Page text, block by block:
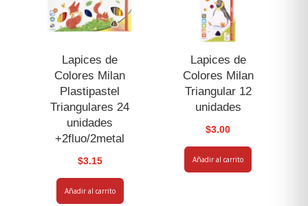
Lapices de
Colores Milan
Plastipastel
Triangulares 24
unidades
+2fluo/2metal
$3.15
Añadir al carrito
Lapices de
Colores Milan
Triangular 12
unidades
$3.00
Añadir al carrito